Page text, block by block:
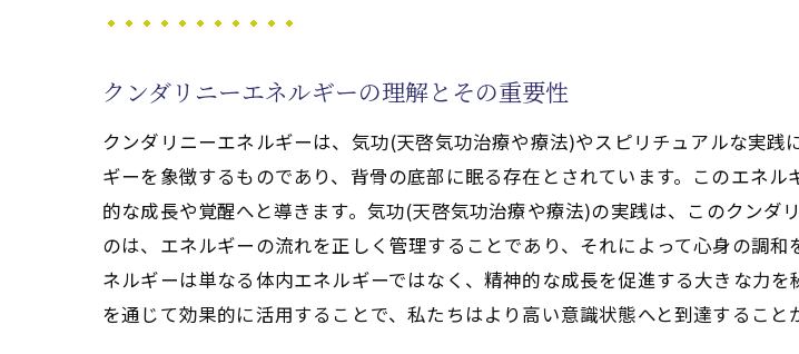
クンダリニーエネルギーの理解とその重要性
クンダリニーエネルギーは、気功(天啓気功治療や療法)やスピリチュアルな実
ギーを象徴するものであり、背骨の底部に眠る存在とされています。このエネ
的な成長や覚醒へと導きます。気功(天啓気功治療や療法)の実践は、このクン
のは、エネルギーの流れを正しく管理することであり、それによって心身の調
ネルギーは単なる体内エネルギーではなく、精神的な成長を促進する大きな力
を通じて効果的に活用することで、私たちはより高い意識状態へと到達すること